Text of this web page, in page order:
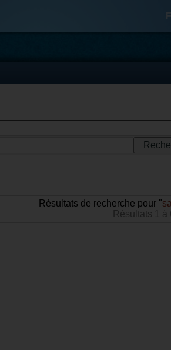
Résultats de recherche pour "
Résultats 1 à